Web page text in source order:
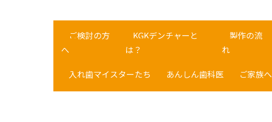
ご検討の方
へ
KGKデンチャーと
は？
製作の流
れ
入れ歯マイスターたち
あんしん歯科医 ご家族へ